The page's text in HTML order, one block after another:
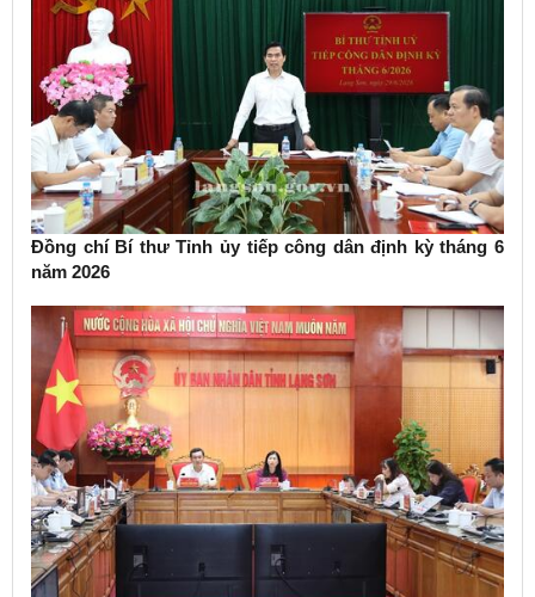
Đồng chí Bí thư Tỉnh ủy tiếp công dân định kỳ tháng 6
năm 2026